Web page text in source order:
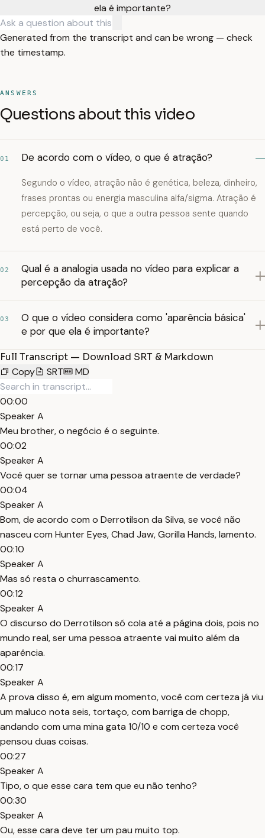
ela é importante?
Generated from the transcript and can be wrong — check
the timestamp.
ANSWERS
Questions about this video
01 De acordo com o vídeo, o que é atração?
Segundo o vídeo, atração não é genética, beleza, dinheiro,
frases prontas ou energia masculina alfa/sigma. Atração é
percepção, ou seja, o que a outra pessoa sente quando
está perto de você.
02
Qual é a analogia usada no vídeo para explicar a
percepção da atração?
03
O que o vídeo considera como 'aparência básica'
e por que ela é importante?
Full Transcript — Download SRT & Markdown
Copy
SRT MD
00:00
Speaker A
Meu brother, o negócio é o seguinte.
00:02
Speaker A
Você quer se tornar uma pessoa atraente de verdade?
00:04
Speaker A
Bom, de acordo com o Derrotilson da Silva, se você não
nasceu com Hunter Eyes, Chad Jaw, Gorilla Hands, lamento.
00:10
Speaker A
Mas só resta o churrascamento.
00:12
Speaker A
O discurso do Derrotilson só cola até a página dois, pois no
mundo real, ser uma pessoa atraente vai muito além da
aparência.
00:17
Speaker A
A prova disso é, em algum momento, você com certeza já viu
um maluco nota seis, tortaço, com barriga de chopp,
andando com uma mina gata 10/10 e com certeza você
pensou duas coisas.
00:27
Speaker A
Tipo, o que esse cara tem que eu não tenho?
00:30
Speaker A
Ou, esse cara deve ter um pau muito top.